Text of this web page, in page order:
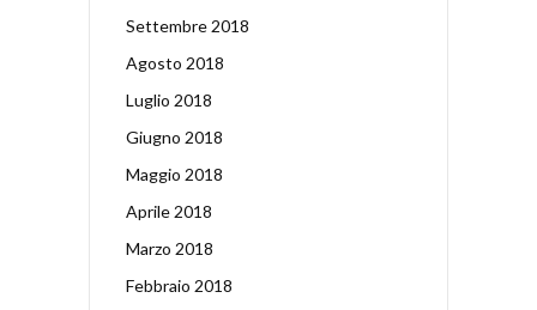
Settembre 2018
Agosto 2018
Luglio 2018
Giugno 2018
Maggio 2018
Aprile 2018
Marzo 2018
Febbraio 2018